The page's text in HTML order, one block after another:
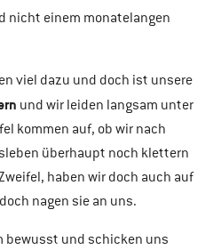
nicht einem monatelangen
viel dazu und doch ist unsere
und wir leiden langsam unter
kommen auf, ob wir nach
überhaupt noch klettern
haben wir doch auch auf
nagen sie an uns.
bewusst und schicken uns